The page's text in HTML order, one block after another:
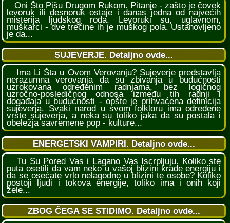
Oni Što Pišu Drugom Rukom. Pitanje - zašto je čovek
levoruk ili desnoruk ostaje i danas jedna od najvećih
misterija ljudskog roda. Levoruki su, uglavnom,
muškarci - dve trećine ih je muškog pola. Ustanovljeno
je da...
SUJEVERJE. Detaljno ovde...
Ima Li Šta u Ovom Verovanju? Sujeverje predstavlja
nerazumna verovanja da su zbivanja u budućnosti
uzrokovana određenim radnjama, bez logičnog
uzročno-posledičnog odnosa između tih radnji i
događaja u budućnosti - opšte je prihvaćena definicija
sujeverja. Svaki narod u svom folkloru ima određene
vrste sujeverja, a neka su toliko jaka da su postala i
obeležja savremene pop - kulture...
ENERGETSKI VAMPIRI. Detaljno ovde...
Tu Su Pored Vas i Lagano Vas Iscrpljuju. Koliko ste
puta osetili da vam neko u vašoj blizini krade energiju i
da se osećate vrlo nelagodno u blizini te osobe? Koliko
postoji ljudi i tokova energije, toliko ima i onih koji
žele...
ZBOG ČEGA SE STIDIMO. Detaljno ovde...